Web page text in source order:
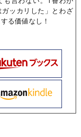
ッカリした」とわざ
る価値なし！